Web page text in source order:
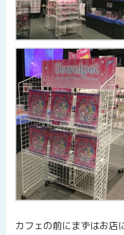
カフェの前にまずはお店